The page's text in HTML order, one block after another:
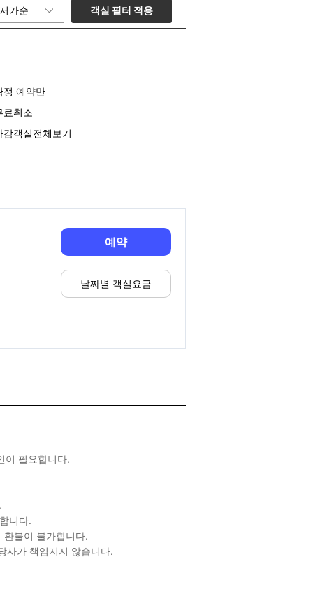
가순 객실 필터 적용
정 예약만
료취소
감객실전체보기
예약
날짜별 객실요금
이 필요합니다.
니다.
불이 불가합니다.
사가 책임지지 않습니다.